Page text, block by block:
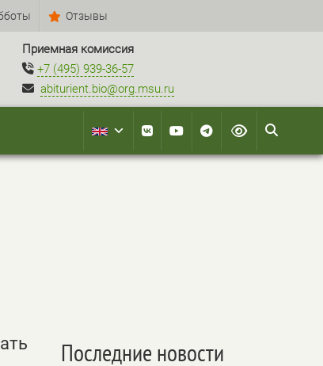
Отзывы
Приемная комиссия
+7 (495) 939-36-57
abiturient.bio@org.msu.ru
Последние новости